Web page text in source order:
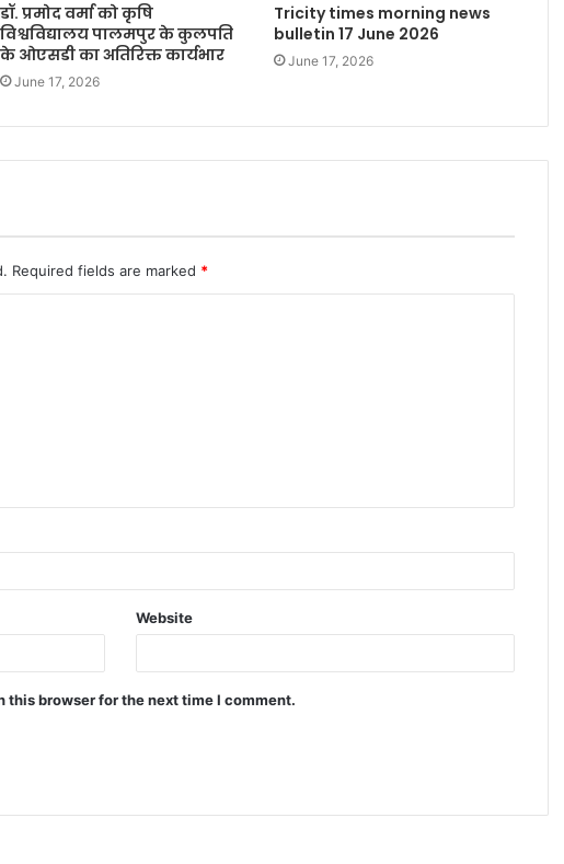
डॉ. प्रमोद वर्मा को कृषि
विश्वविद्यालय पालमपुर के कुलपति
के ओएसडी का अतिरिक्त कार्यभार
June 17, 2026
Tricity times morning news
bulletin 17 June 2026
June 17, 2026
Required fields are marked *
Website
this browser for the next time I comment.